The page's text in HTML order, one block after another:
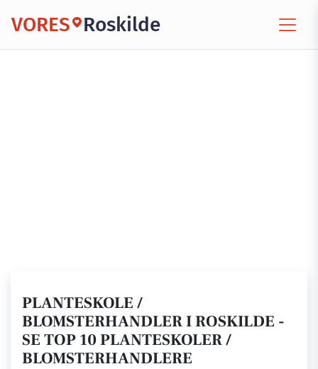
VORES Roskilde
PLANTESKOLE /
BLOMSTERHANDLER I ROSKILDE -
SE TOP 10 PLANTESKOLER /
BLOMSTERHANDLERE